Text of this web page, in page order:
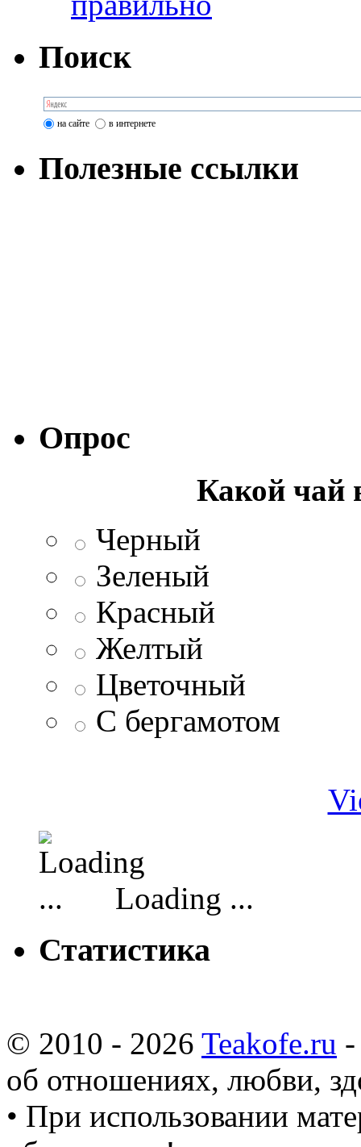
Поиск
на сайте в интернете
Полезные ссылки
Опрос
Какой чай
Черный
Зеленый
Красный
Желтый
Цветочный
С бергамотом
Loading ...
Статистика
© 2010 - 2026 Teakofe.ru
об отношениях, любви,
• При использовании